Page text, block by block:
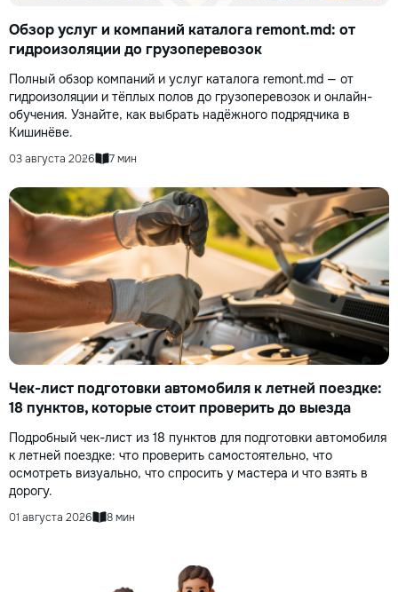
Обзор услуг и компаний каталога remont.md: от
гидроизоляции до грузоперевозок
Полный обзор компаний и услуг каталога remont.md — от
гидроизоляции и тёплых полов до грузоперевозок и онлайн-
обучения. Узнайте, как выбрать надёжного подрядчика в
Кишинёве.
03 августа 2026 7 мин
Чек-лист подготовки автомобиля к летней поездке:
18 пунктов, которые стоит проверить до выезда
Подробный чек-лист из 18 пунктов для подготовки автомобиля
к летней поездке: что проверить самостоятельно, что
осмотреть визуально, что спросить у мастера и что взять в
дорогу.
01 августа 2026 8 мин